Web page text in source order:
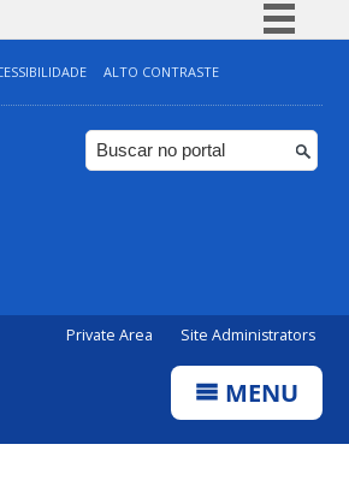
Simplifique!
Comunica BR
Participe
ALTO CONTRASTE
Private Area Site Administrators
MENU